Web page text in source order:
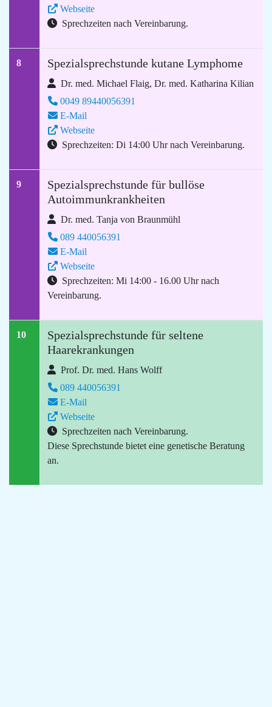
Webseite
Sprechzeiten nach Vereinbarung.
8 Spezialsprechstunde kutane Lymphome
Dr. med. Michael Flaig, Dr. med. Katharina Kilian
0049 89440056391
E-Mail
Webseite
Sprechzeiten: Di 14:00 Uhr nach Vereinbarung.
9
Spezialsprechstunde für bullöse
Autoimmunkrankheiten
Dr. med. Tanja von Braunmühl
089 440056391
E-Mail
Webseite
Sprechzeiten: Mi 14:00 - 16.00 Uhr nach
Vereinbarung.
10
Spezialsprechstunde für seltene
Haarekrankungen
Prof. Dr. med. Hans Wolff
089 440056391
E-Mail
Webseite
Sprechzeiten nach Vereinbarung.
Diese Sprechstunde bietet eine genetische Beratung
an.